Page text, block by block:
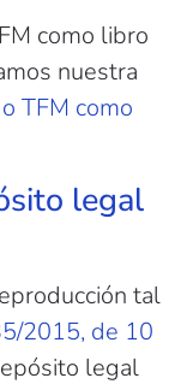
como libro
nuestra
TFM como
legal
tal
2015, de 10
legal